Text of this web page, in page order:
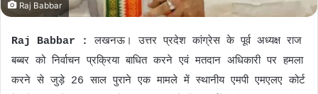
Raj Babbar
Raj Babbar :
लखनऊ। उत्तर प्रदेश कांग्रेस के पूर्व अध्यक्ष राज
बब्बर को निर्वाचन प्रक्रिया बाधित करने एवं मतदान अधिकारी पर हमला
करने से जुड़े 26 साल पुराने एक मामले में स्थानीय एमपी एमएलए कोर्ट